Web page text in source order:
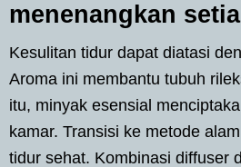
menenangkan
Kesulitan tidur dapat diatasi
Aroma ini membantu tubuh
itu, minyak esensial
kamar. Transisi ke metode
tidur sehat. Kombinasi diffuser